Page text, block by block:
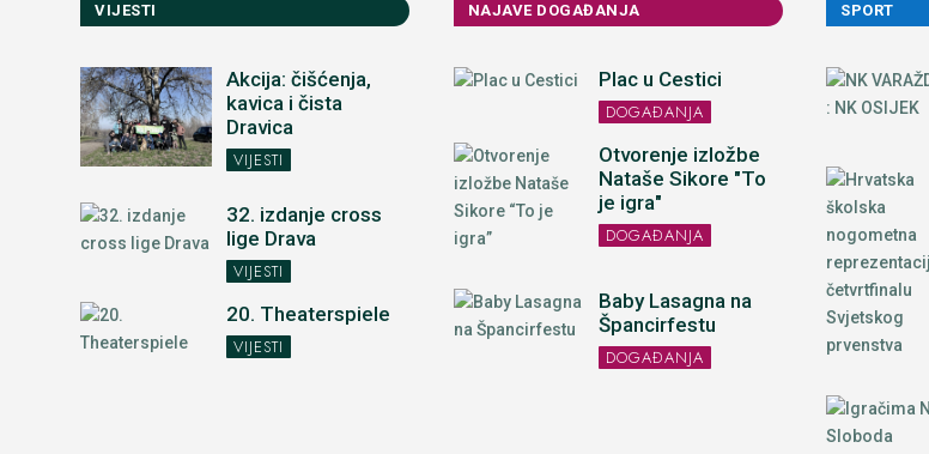
VIJESTI
Akcija: čišćenja,
kavica i čista
Dravica
VIJESTI
32. izdanje cross
lige Drava
VIJESTI
20. Theaterspiele
VIJESTI
NAJAVE DOGAĐANJA
Plac u Cestici
DOGAĐANJA
Otvorenje izložbe
Nataše Sikore "To
je igra"
DOGAĐANJA
Baby Lasagna na
Špancirfestu
DOGAĐANJA
SPORT